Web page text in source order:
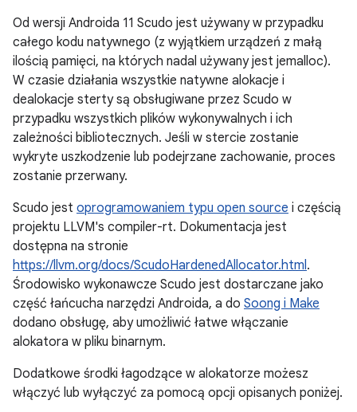
Od wersji Androida 11 Scudo jest używany w przypadku
całego kodu natywnego (z wyjątkiem urządzeń z małą
ilością pamięci, na których nadal używany jest jemalloc).
W czasie działania wszystkie natywne alokacje i
dealokacje sterty są obsługiwane przez Scudo w
przypadku wszystkich plików wykonywalnych i ich
zależności bibliotecznych. Jeśli w stercie zostanie
wykryte uszkodzenie lub podejrzane zachowanie, proces
zostanie przerwany.
Scudo jest oprogramowaniem typu open source i częścią
projektu LLVM's compiler-rt. Dokumentacja jest
dostępna na stronie
https://llvm.org/docs/ScudoHardenedAllocator.html.
Środowisko wykonawcze Scudo jest dostarczane jako
część łańcucha narzędzi Androida, a do Soong i Make
dodano obsługę, aby umożliwić łatwe włączanie
alokatora w pliku binarnym.
Dodatkowe środki łagodzące w alokatorze możesz
włączyć lub wyłączyć za pomocą opcji opisanych poniżej.